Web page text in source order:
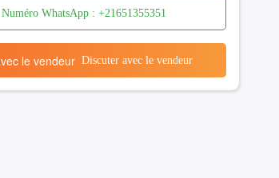
Numéro WhatsApp : +21651355351
Discuter avec le vendeur